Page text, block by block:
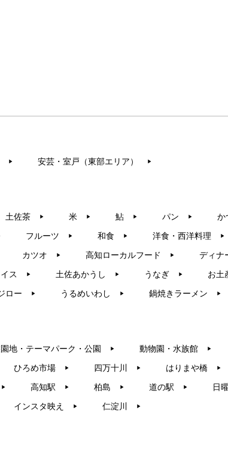
▶︎ 安芸・室戸（東部エリア） ▶︎
土佐茶 ▶︎ 米 ▶︎ 鮎 ▶︎ パン ▶︎ か
フルーツ ▶︎ 和食 ▶︎ 洋食・西洋料理 ▶︎
カツオ ▶︎ 高知ローカルフード ▶︎ ディナ
ス ▶︎ 土佐あかうし ▶︎ うなぎ ▶︎ お土
ロー ▶︎ うるめいわし ▶︎ 鍋焼きラーメン ▶︎
地・テーマパーク・公園 ▶︎ 動物園・水族館 ▶︎
ひろめ市場 ▶︎ 四万十川 ▶︎ はりまや橋 ▶︎
▶︎ 高知駅 ▶︎ 柏島 ▶︎ 道の駅 ▶︎ 日
インスタ映え ▶︎ 仁淀川 ▶︎